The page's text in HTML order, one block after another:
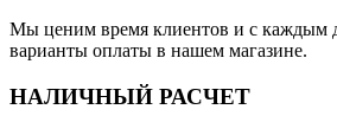
Мы ценим время клиентов и с каждым
варианты оплаты в нашем магазине.
НАЛИЧНЫЙ РАСЧЕТ